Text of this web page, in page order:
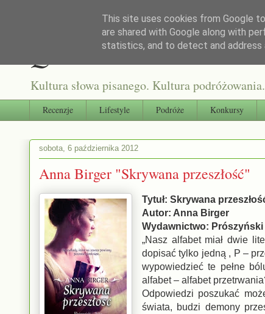
Qultura słowa
Kultura słowa pisanego. Kultura
Recenzje Lifestyle Podróże Konkursy
sobota, 6 października 2012
Anna Birger "Skrywana przeszłość"
Tytuł: Skrywana
Autor: Anna Birger
Wydawnictwo: Prószyński
„Nasz alfabet miał dwie
dopisać tylko jedną , P –
wypowiedzieć te pełne
alfabet – alfabet
Odpowiedzi poszukać
świata, budzi demony
This site uses cookies from Google
are shared with Google along with
statistics, and to detect and address